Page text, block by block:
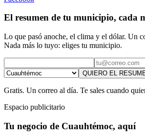
El resumen de tu municipio, cada
Lo que pasó anoche, el clima y el dólar. Un
Nada más lo tuyo: eliges tu municipio.
QUIERO EL
Gratis. Un correo al día. Te sales cuando
Espacio publicitario
Tu negocio de Cuauhtémoc, aquí